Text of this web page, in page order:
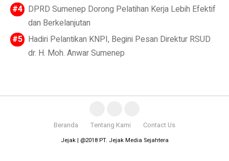
DPRD Sumenep Dorong Pelatihan Kerja Lebih Efektif
dan Berkelanjutan
Hadiri Pelantikan KNPI, Begini Pesan Direktur RSUD
dr. H. Moh. Anwar Sumenep
Beranda Tentang Kami Contact Us
Jejak | @2018 PT. Jejak Media Sejahtera